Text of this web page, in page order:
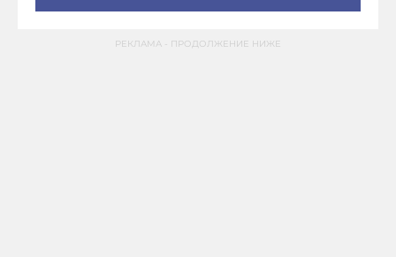
РЕКЛАМА - ПРОДОЛЖЕНИЕ НИЖЕ